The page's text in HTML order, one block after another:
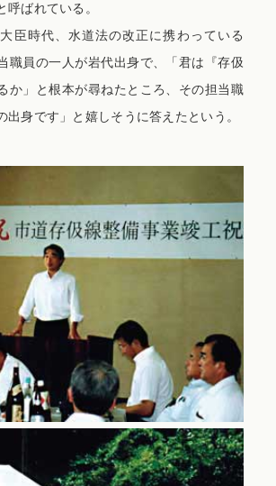
呼ばれている。
臣時代、水道法の改正に携わっている
職員の一人が岩代出身で、「君は『存伋
か」と根本が尋ねたところ、その担当職
出身です」と嬉しそうに答えたという。